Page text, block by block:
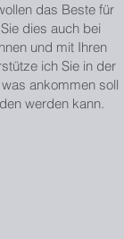
das Beste für
dies auch bei
und mit Ihren
ich Sie in der
ankommen soll
werden kann.